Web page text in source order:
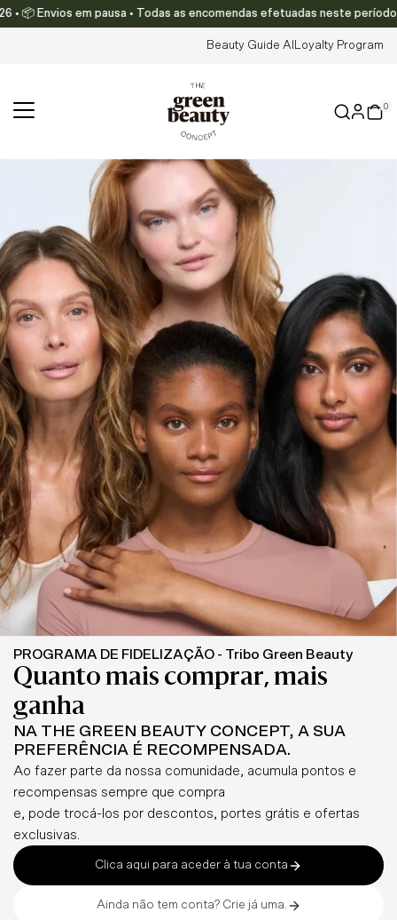
Translation missing: pt-PT.accessibility.skip_to_text
Envios em pausa • Todas as encomendas efetuadas neste período
Beauty Guide AI Loyalty Program
0
PROGRAMA DE FIDELIZAÇÃO - Tribo Green Beauty
Quanto mais comprar, mais
ganha
NA THE GREEN BEAUTY CONCEPT, A SUA
PREFERÊNCIA É RECOMPENSADA.
Ao fazer parte da nossa comunidade, acumula pontos e
recompensas sempre que compra
e, pode trocá-los por descontos, portes grátis e ofertas
exclusivas.
Clica aqui para aceder à tua conta
Ainda não tem conta? Crie já uma.